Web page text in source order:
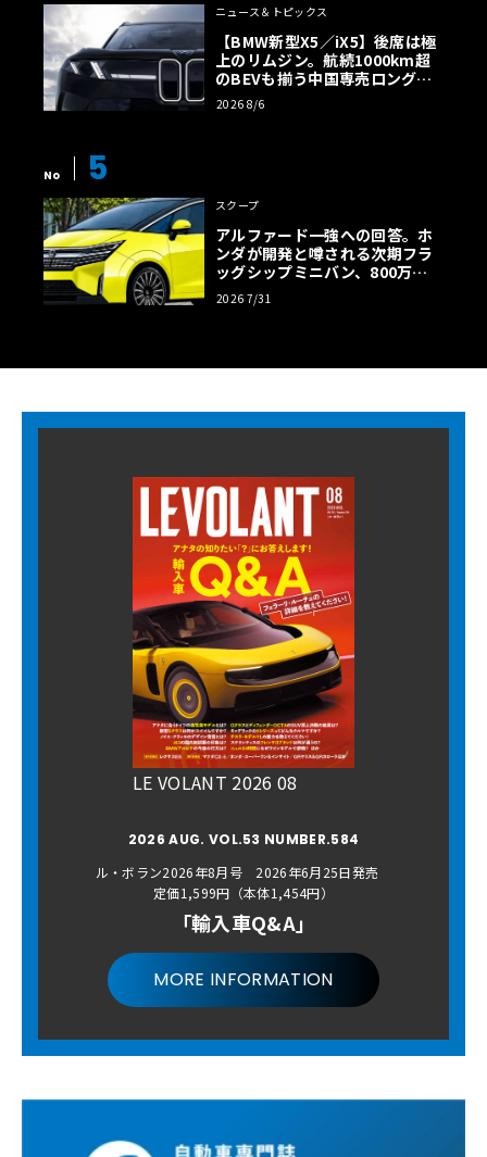
ニュース＆トピックス
【BMW新型X5／iX5】後席は極
上のリムジン。航続1000km超
のBEVも揃う中国専売ロング仕
様の全貌
2026 8/6
No 5
スクープ
アルファード一強への回答。ホ
ンダが開発と噂される次期フラ
ッグシップミニバン、800万円
超の勝算【予想CG】
2026 7/31
LE VOLANT 2026 08
2026 AUG. VOL.53 NUMBER.584
ル・ボラン2026年8月号 2026年6月25日発売
定価1,599円（本体1,454円）
「輸入車Q&A」
MORE INFORMATION